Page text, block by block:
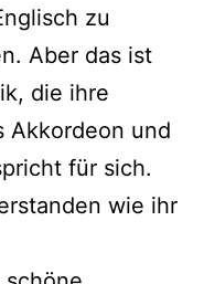
zu
Aber das ist
die ihre
Akkordeon und
für sich.
wie ihr